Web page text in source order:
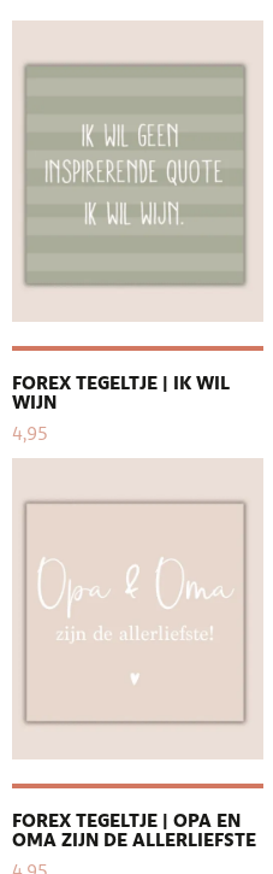
FOREX TEGELTJE | IK WIL
WIJN
4,95
FOREX TEGELTJE | OPA EN
OMA ZIJN DE ALLERLIEFSTE